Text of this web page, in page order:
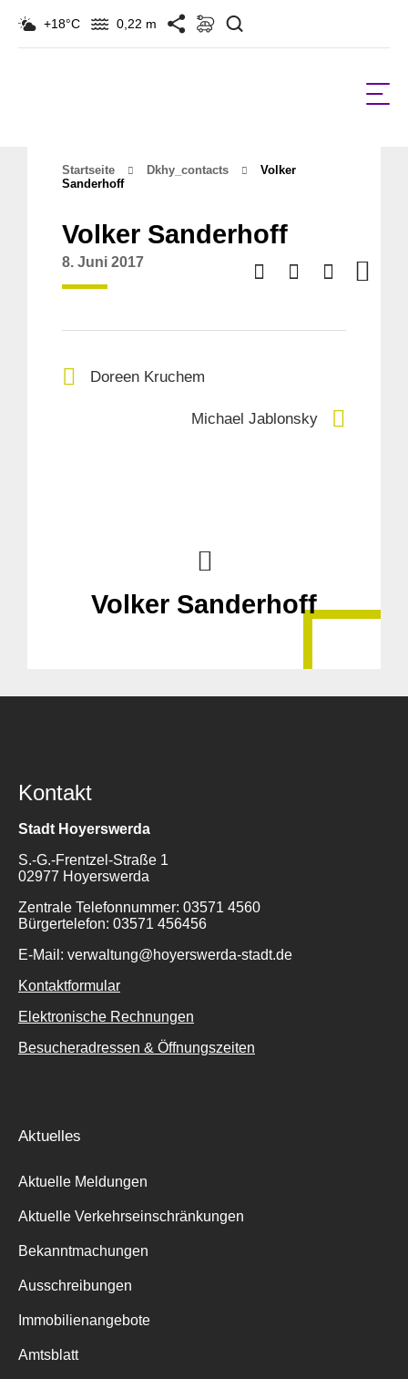
+18°C 0,22 m
Startseite Dkhy_contacts
Volker
Sanderhoff
Volker Sanderhoff
8. Juni 2017
Doreen Kruchem
Michael Jablonsky
Volker Sanderhoff
Kontakt
Stadt Hoyerswerda
S.-G.-Frentzel-Straße 1
02977 Hoyerswerda
Zentrale Telefonnummer: 03571 4560
Bürgertelefon: 03571 456456
E-Mail: verwaltung@hoyerswerda-stadt.de
Kontaktformular
Elektronische Rechnungen
Besucheradressen & Öffnungszeiten
Aktuelles
Aktuelle Meldungen
Aktuelle Verkehrseinschränkungen
Bekanntmachungen
Ausschreibungen
Immobilienangebote
Amtsblatt